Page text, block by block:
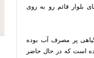
قائم رو به روی
پر مصرف آب بوده
است که در حال حاضر